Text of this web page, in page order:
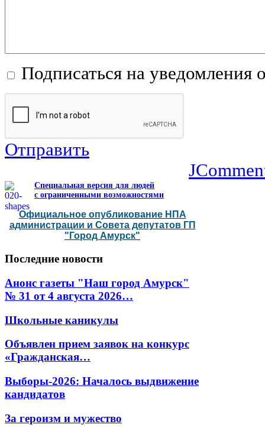
Подписаться на уведомления
Отправить
Специальная версия для людей
с ограниченными возможностями
Официальное опубликование НПА
администрации и Совета депутатов ГП
"Город Амурск"
Последние новости
Анонс газеты "Наш город Амурск"
№ 31 от 4 августа 2026…
Школьные каникулы
Объявлен прием заявок на конкурс
«Гражданская…
Выборы-2026: Началось выдвижение
кандидатов
За героизм и мужество